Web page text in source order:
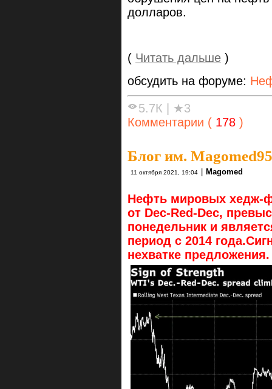
долларов.
( Читать дальше )
обсудить на форуме:
5.7К
★3
Комментарии ( 178 )
Блог им. Magomed95
11 октября 2021, 19:04 Magomed
Нефть мировых хедж-
от Dec-Red-Dec,
понедельник и
период с 2014
нехватке предложения.